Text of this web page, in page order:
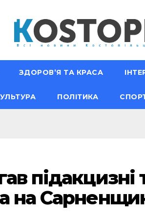
ЗДОРОВ’Я ТА КРАСА
ПОЛІТИКА
на